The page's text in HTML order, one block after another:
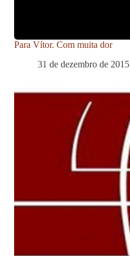
Para Vítor. Com muita dor
31 de dezembro de 2015